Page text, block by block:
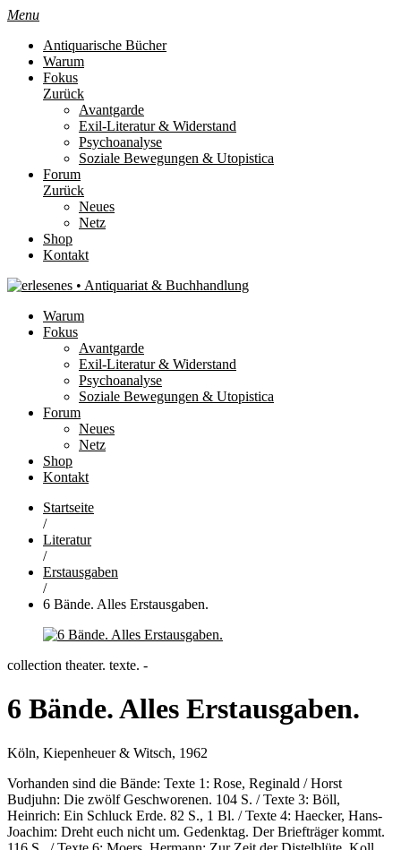
Menu
Antiquarische Bücher
Warum
Fokus
Zurück
Avantgarde
Exil-Literatur & Widerstand
Psychoanalyse
Soziale Bewegungen & Utopistica
Forum
Zurück
Neues
Netz
Shop
Kontakt
Warum
Fokus
Avantgarde
Exil-Literatur & Widerstand
Psychoanalyse
Soziale Bewegungen & Utopistica
Forum
Neues
Netz
Shop
Kontakt
Startseite
/
Literatur
/
Erstausgaben
/
6 Bände. Alles Erstausgaben.
collection theater. texte. -
6 Bände. Alles Erstausgaben.
Köln, Kiepenheuer & Witsch, 1962
Vorhanden sind die Bände: Texte 1: Rose, Reginald / Horst
Budjuhn: Die zwölf Geschworenen. 104 S. / Texte 3: Böll,
Heinrich: Ein Schluck Erde. 82 S., 1 Bl. / Texte 4: Haecker, Hans-
Joachim: Dreht euch nicht um. Gedenktag. Der Briefträger kommt.